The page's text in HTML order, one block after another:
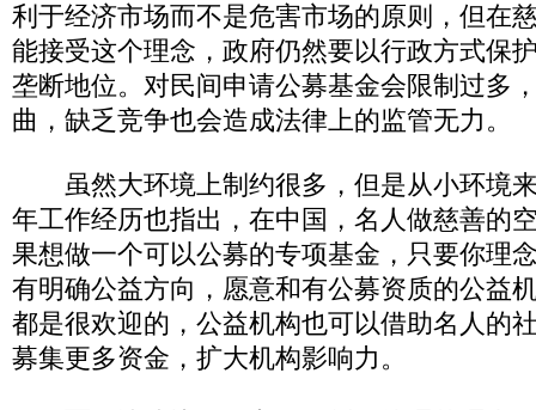
利于经济市场而不是危害市场的原则，但在
能接受这个理念，政府仍然要以行政方式保
垄断地位。对民间申请公募基金会限制过多
曲，缺乏竞争也会造成法律上的监管无力。
虽然大环境上制约很多，但是从小环境
年工作经历也指出，在中国，名人做慈善的
果想做一个可以公募的专项基金，只要你理
有明确公益方向，愿意和有公募资质的公益
都是很欢迎的，公益机构也可以借助名人的
募集更多资金，扩大机构影响力。